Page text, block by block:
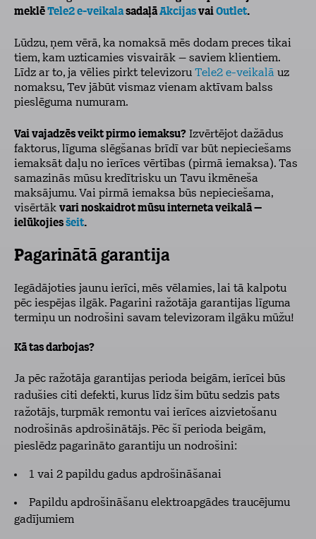
meklēTele2 e-veikalasadaļāAkcijasvaiOutlet.
Lūdzu, ņem vērā, ka nomaksā mēs dodam preces tikai
tiem, kam uzticamies visvairāk – saviem klientiem.
Līdz ar to, ja vēlies pirkt televizoru Tele2 e-veikalā uz
nomaksu, Tev jābūt vismaz vienam aktīvam balss
pieslēguma numuram.
Vai vajadzēs veikt pirmo iemaksu? Izvērtējot dažādus
faktorus, līguma slēgšanas brīdī var būt nepieciešams
iemaksāt daļu no ierīces vērtības (pirmā iemaksa). Tas
samazinās mūsu kredītrisku un Tavu ikmēneša
maksājumu. Vai pirmā iemaksa būs nepieciešama,
visērtāk vari noskaidrot mūsu interneta veikalā –
ielūkojiesšeit.
Pagarinātā garantija
Iegādājoties jaunu ierīci, mēs vēlamies, lai tā kalpotu
pēc iespējas ilgāk. Pagarini ražotāja garantijas līguma
termiņu un nodrošini savam televizoram ilgāku mūžu!
Kā tas darbojas?
Ja pēc ražotāja garantijas perioda beigām, ierīcei būs
radušies citi defekti, kurus līdz šim būtu sedzis pats
ražotājs, turpmāk remontu vai ierīces aizvietošanu
nodrošinās apdrošinātājs. Pēc šī perioda beigām,
pieslēdz pagarināto garantiju un nodrošini:
1 vai 2 papildu gadus apdrošināšanai
Papildu apdrošināšanu elektroapgādes traucējumu
gadījumiem